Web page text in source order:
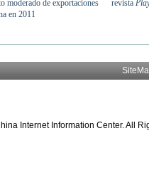
Internet Information Center. All